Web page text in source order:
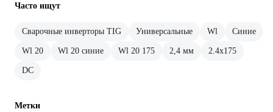
Часто ищут
Сварочные инверторы TIG Универсальные Wl Синие
Wl 20 Wl 20 синие Wl 20 175 2,4 мм 2.4х175
DC
Метки